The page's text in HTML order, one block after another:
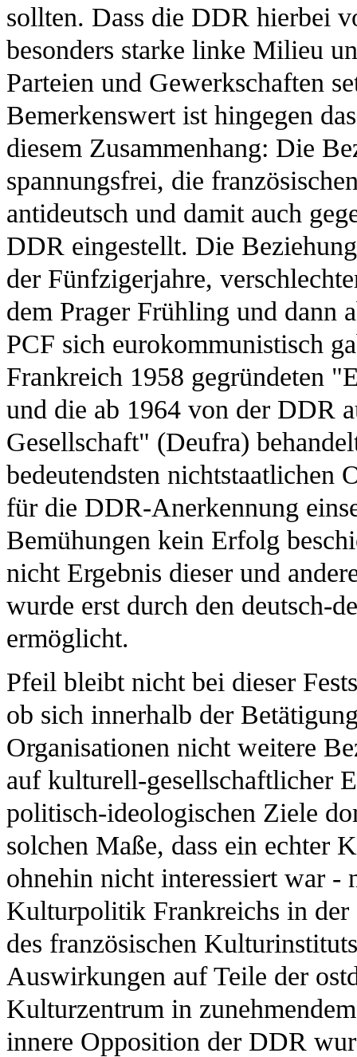
sollten. Dass die DDR hierbei
besonders starke linke Milieu
Parteien und Gewerkschaften
Bemerkenswert ist hingegen
diesem Zusammenhang: Die
spannungsfrei, die
antideutsch und damit auch
DDR eingestellt. Die
der Fünfzigerjahre,
dem Prager Frühling und dann
PCF sich eurokommunistisch
Frankreich 1958 gegründeten
und die ab 1964 von der DDR
Gesellschaft" (Deufra)
bedeutendsten nichtstaatlichen
für die DDR-Anerkennung
Bemühungen kein Erfolg
nicht Ergebnis dieser und
wurde erst durch den deutsch-
ermöglicht.
Pfeil bleibt nicht bei dieser
ob sich innerhalb der
Organisationen nicht weitere
auf kulturell-gesellschaftlicher
politisch-ideologischen Ziele
solchen Maße, dass ein echter
ohnehin nicht interessiert war -
Kulturpolitik Frankreichs in
des französischen
Auswirkungen auf Teile der
Kulturzentrum in
innere Opposition der DDR